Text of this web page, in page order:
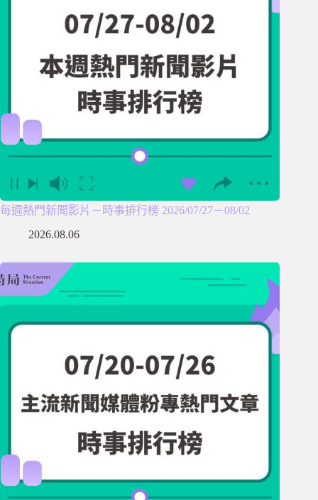
每週熱門新聞影片－時事排行榜 2026/07/27－08/02
2026.08.06